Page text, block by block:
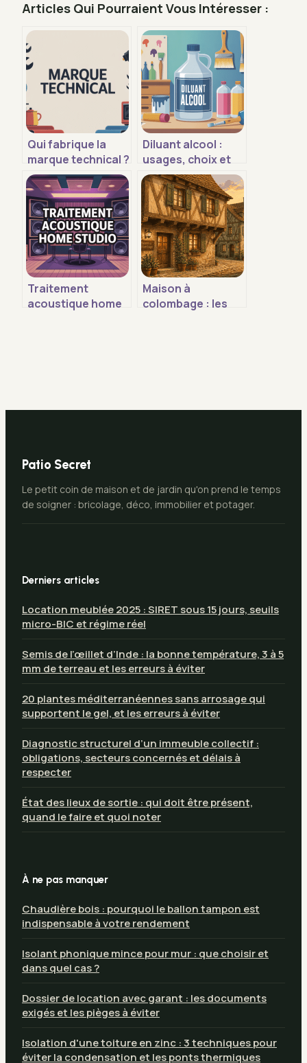
Articles Qui Pourraient Vous Intéresser :
Qui fabrique la
marque technical ?
origine, fabricants
et gammes
Diluant alcool :
usages, choix et
précautions pour
des résultats
propres
Traitement
acoustique home
Maison à
colombage : les
Patio Secret
Le petit coin de maison et de jardin qu'on prend le temps
de soigner : bricolage, déco, immobilier et potager.
Derniers articles
Location meublée 2025 : SIRET sous 15 jours, seuils
micro-BIC et régime réel
Semis de l’œillet d’Inde : la bonne température, 3 à 5
mm de terreau et les erreurs à éviter
20 plantes méditerranéennes sans arrosage qui
supportent le gel, et les erreurs à éviter
Diagnostic structurel d’un immeuble collectif :
obligations, secteurs concernés et délais à
respecter
État des lieux de sortie : qui doit être présent,
quand le faire et quoi noter
À ne pas manquer
Chaudière bois : pourquoi le ballon tampon est
indispensable à votre rendement
Isolant phonique mince pour mur : que choisir et
dans quel cas ?
Dossier de location avec garant : les documents
exigés et les pièges à éviter
Isolation d'une toiture en zinc : 3 techniques pour
éviter la condensation et les ponts thermiques